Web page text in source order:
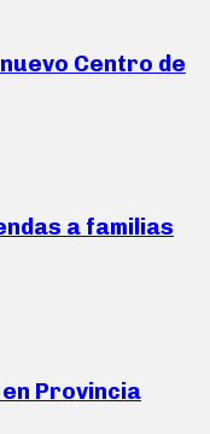
Centro de
a familias
Provincia